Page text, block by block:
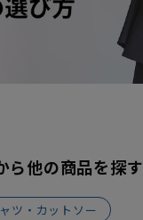
ら他の商品を探す
ツ・カットソー